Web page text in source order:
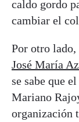
caldo gordo
cambiar el
Por otro lado,
José María
se sabe que
Mariano
organización